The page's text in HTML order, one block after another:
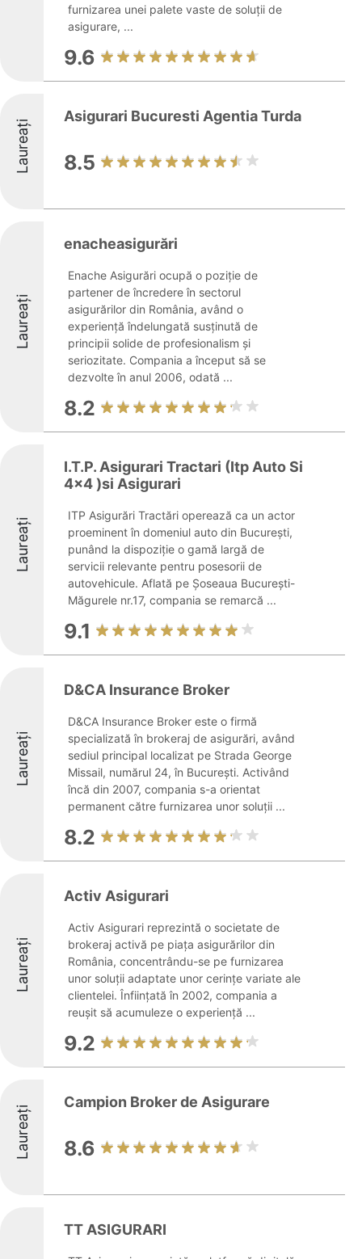
furnizarea unei palete vaste de soluții de
asigurare, ...
9.6
Laureați
Asigurari Bucuresti Agentia Turda
8.5
Laureați
enacheasigurări
Enache Asigurări ocupă o poziție de
partener de încredere în sectorul
asigurărilor din România, având o
experiență îndelungată susținută de
principii solide de profesionalism și
seriozitate. Compania a început să se
dezvolte în anul 2006, odată ...
8.2
Laureați
I.T.P. Asigurari Tractari (Itp Auto Si
4x4 )si Asigurari
ITP Asigurări Tractări operează ca un actor
proeminent în domeniul auto din București,
punând la dispoziție o gamă largă de
servicii relevante pentru posesorii de
autovehicule. Aflată pe Șoseaua București-
Măgurele nr.17, compania se remarcă ...
9.1
Laureați
D&CA Insurance Broker
D&CA Insurance Broker este o firmă
specializată în brokeraj de asigurări, având
sediul principal localizat pe Strada George
Missail, numărul 24, în București. Activând
încă din 2007, compania s-a orientat
permanent către furnizarea unor soluții ...
8.2
Laureați
Activ Asigurari
Activ Asigurari reprezintă o societate de
brokeraj activă pe piața asigurărilor din
România, concentrându-se pe furnizarea
unor soluții adaptate unor cerințe variate ale
clientelei. Înființată în 2002, compania a
reușit să acumuleze o experiență ...
9.2
Laureați
Campion Broker de Asigurare
8.6
TT ASIGURARI